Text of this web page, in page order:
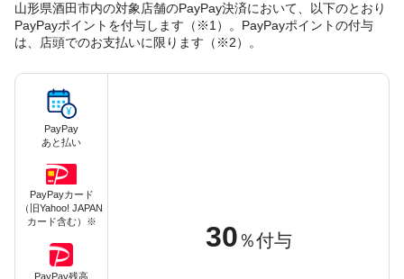
山形県酒田市内の対象店舗のPayPay決済において、以下のとおり
PayPayポイントを付与します（※1）。PayPayポイントの付与
は、店頭でのお支払いに限ります（※2）。
PayPay
あと払い
PayPayカード
（旧Yahoo! JAPAN
カード含む）※
PayPay残高
30 ％付与